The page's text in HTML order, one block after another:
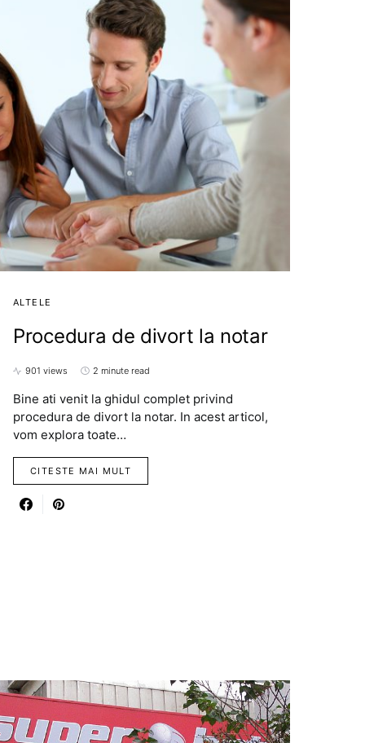
ALTELE
Procedura de divort la notar
901 views 2 minute read
Bine ati venit la ghidul complet privind
procedura de divort la notar. In acest articol,
vom explora toate…
CITESTE MAI MULT